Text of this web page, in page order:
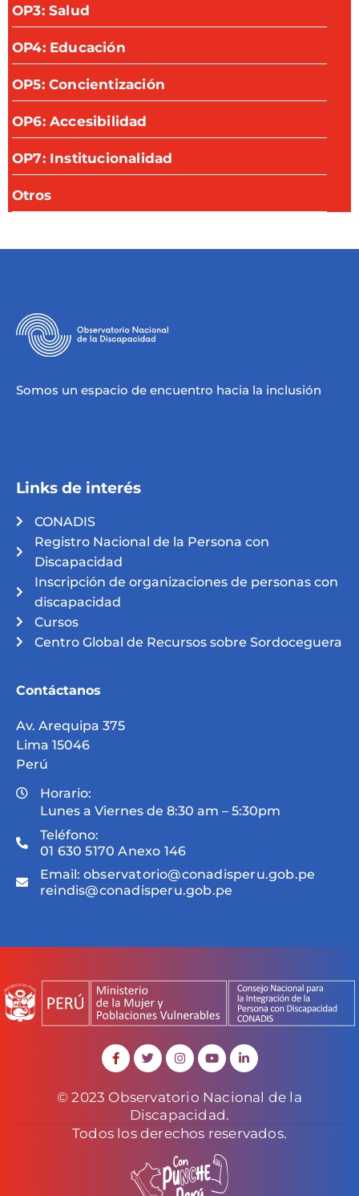
OP3: Salud
OP4: Educación
OP5: Concientización
OP6: Accesibilidad
OP7: Institucionalidad
Otros
Somos un espacio de encuentro hacia la inclusión
Links de interés
CONADIS
Registro Nacional de la Persona con
Discapacidad
Inscripción de organizaciones de personas con
discapacidad
Cursos
Centro Global de Recursos sobre Sordoceguera
Contáctanos
Av. Arequipa 375
Lima 15046
Perú
Horario:
Lunes a Viernes de 8:30 am – 5:30pm
Teléfono:
01 630 5170 Anexo 146
Email: observatorio@conadisperu.gob.pe
reindis@conadisperu.gob.pe
© 2023 Observatorio Nacional de la
Discapacidad.
Todos los derechos reservados.